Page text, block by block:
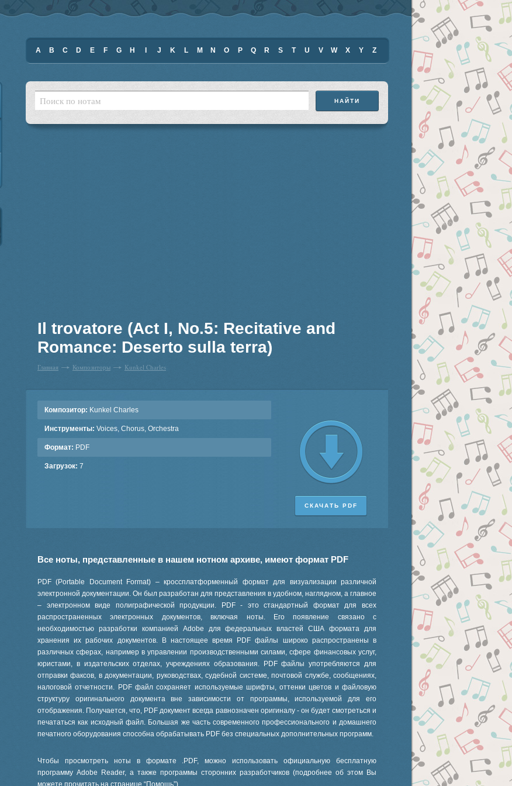
A B C D E F G H J K L M N O P Q R S T U V W X Y Z
Il trovatore (Act I, No.5: Recitative and
Romance: Deserto sulla terra)
Главная Композиторы Kunkel Charles
Композитор: Kunkel Charles
Инструменты: Voices, Chorus, Orchestra
Формат: PDF
Загрузок: 7
СКАЧАТЬ PDF
Все ноты, представленные в нашем нотном архиве, имеют формат PDF
PDF (Portable Document Format) – кроссплатформенный формат для визуализации различной
электронной документации. Он был разработан для представления в удобном, наглядном, а главное
– электронном виде полиграфической продукции. PDF - это стандартный формат для всех
распространенных электронных документов, включая ноты. Его появление связано с
необходимостью разработки компанией Adobe для федеральных властей США формата для
хранения их рабочих документов. В настоящее время PDF файлы широко распространены в
различных сферах, например в управлении производственными силами, сфере финансовых услуг,
юристами, в издательских отделах, учреждениях образования. PDF файлы употребляются для
отправки факсов, в документации, руководствах, судебной системе, почтовой службе, сообщениях,
налоговой отчетности. PDF файл сохраняет используемые шрифты, оттенки цветов и файловую
структуру оригинального документа вне зависимости от программы, используемой для его
отображения. Получается, что, PDF документ всегда равнозначен оригиналу - он будет смотреться и
печататься как исходный файл. Большая же часть современного профессионального и домашнего
печатного оборудования способна обрабатывать PDF без специальных дополнительных программ.
Чтобы просмотреть ноты в формате .PDF, можно использовать официальную бесплатную
программу Adobe Reader, а также программы сторонних разработчиков (подробнее об этом Вы
можете прочитать на странице “Помощь”).